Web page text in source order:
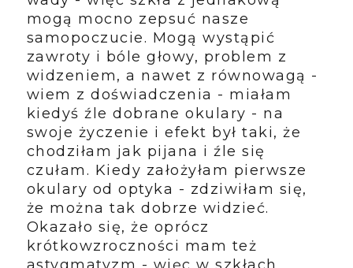
mogą mocno zepsuć nasze
samopoczucie. Mogą wystąpić
zawroty i bóle głowy, problem z
widzeniem, a nawet z równowagą -
wiem z doświadczenia - miałam
kiedyś źle dobrane okulary - na
swoje życzenie i efekt był taki, że
chodziłam jak pijana i źle się
czułam. Kiedy założyłam pierwsze
okulary od optyka - zdziwiłam się,
że można tak dobrze widzieć.
Okazało się, że oprócz
krótkowzroczności mam też